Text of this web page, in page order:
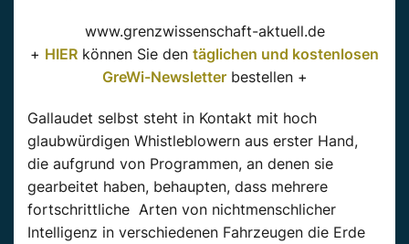
www.grenzwissenschaft-aktuell.de
+ HIER können Sie den täglichen und kostenlosen
GreWi-Newsletterbestellen +
Gallaudet selbst steht in Kontakt mit hoch
glaubwürdigen Whistleblowern aus erster Hand,
die aufgrund von Programmen, an denen sie
gearbeitet haben, behaupten, dass mehrere
fortschrittliche Arten von nichtmenschlicher
Intelligenz in verschiedenen Fahrzeugen die Erde